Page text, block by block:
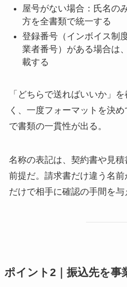
屋号がない場合：氏名の
方を全書類で統一する
登録番号（インボイス制
業者番号）がある場合は
載する
「どちらで送ればいいか」
く、一度フォーマットを決
で書類の一貫性が出る。
名称の表記は、契約書や見
前提だ。請求書だけ違う名
だけで相手に確認の手間を与
ポイント2｜振込先を事